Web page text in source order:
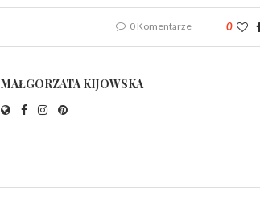
0 Komentarze 0
MAŁGORZATA KIJOWSKA